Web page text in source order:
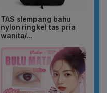
TAS slempang bahu
nylon ringkel tas pria
wanita/...